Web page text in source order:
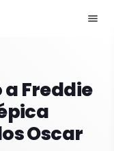
menu
Freddie
Oscar